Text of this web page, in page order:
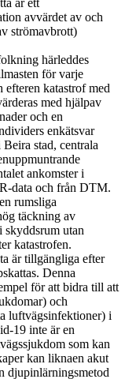
avvärdet av och
strömavbrott)
härleddes
för varje
katastrof med
med hjälpav
och en
enkätsvar
stad, centrala
ankomster i
data och från DTM.
rumsliga
täckning av
skyddsrum utan
katastrofen.
är tillgängliga efter
Denna
för att bidra till att
och
luftvägsinfektioner) i
19 inte är en
som kan
kan liknaen akut
djupinlärningsmetod